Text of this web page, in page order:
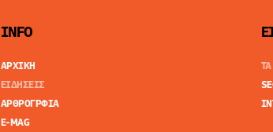
INFO
ΑΡΧΙΚΗ
ΕΙΔΗΣΕΙΣ
ΑΡΘΡΟΓΡΦΙΑ
E-MAG